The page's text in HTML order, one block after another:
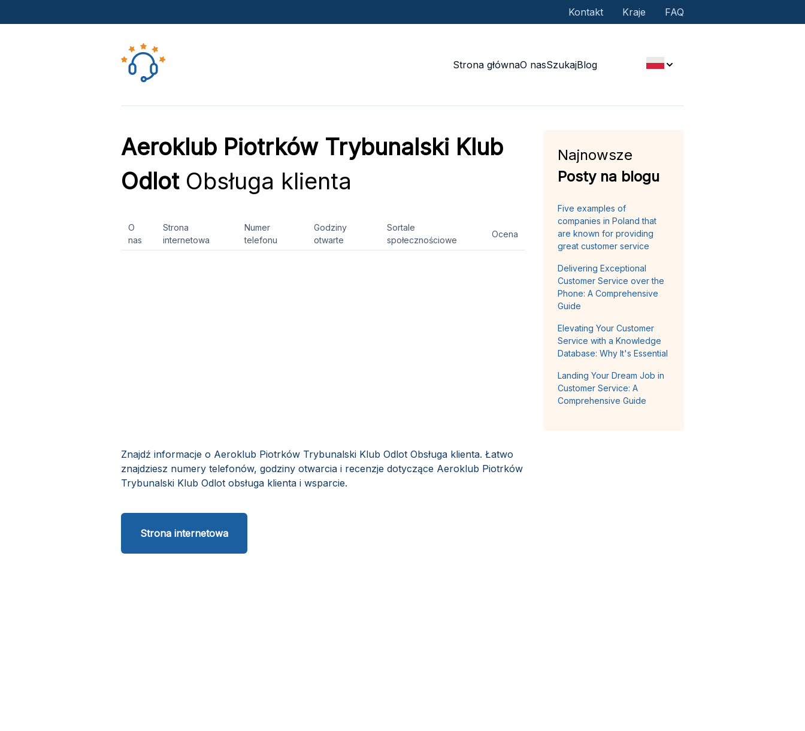
Kontakt Kraje FAQ
Strona głównaO nasSzukajBlog
Aeroklub Piotrków Trybunalski Klub
OdlotObsługa klienta
O
nas
Strona
internetowa
Numer
telefonu
Godziny
otwarte
Sortale
społecznościowe
Ocena
Znajdź informacje o Aeroklub Piotrków Trybunalski Klub Odlot Obsługa klienta. Łatwo
znajdziesz numery telefonów, godziny otwarcia i recenzje dotyczące Aeroklub Piotrków
Trybunalski Klub Odlot obsługa klienta i wsparcie.
Strona internetowa
Najnowsze
Posty na blogu
Five examples of
companies in Poland that
are known for providing
great customer service
Delivering Exceptional
Customer Service over the
Phone: A Comprehensive
Guide
Elevating Your Customer
Service with a Knowledge
Database: Why It's Essential
Landing Your Dream Job in
Customer Service: A
Comprehensive Guide